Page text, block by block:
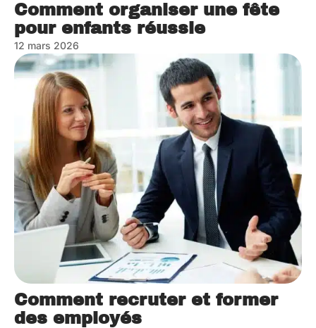
Comment organiser une fête
pour enfants réussie
12 mars 2026
Comment recruter et former
des employés